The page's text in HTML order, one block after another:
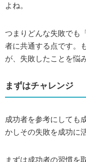
よね。
つまりどんな失敗でも
者に共通する点です。
が、失敗したことを悩
まずはチャレンジ
成功者を参考にしても
かしその失敗を成功に
まずは成功者の習慣を